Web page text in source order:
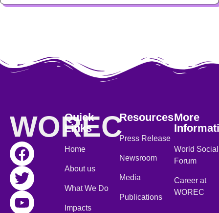
WOREC
Quick
Links
Home
About us
What We Do
Impacts
Resources
Press Release
Newsroom
Media
Publications
More
World Social
Forum
Career at
WOREC